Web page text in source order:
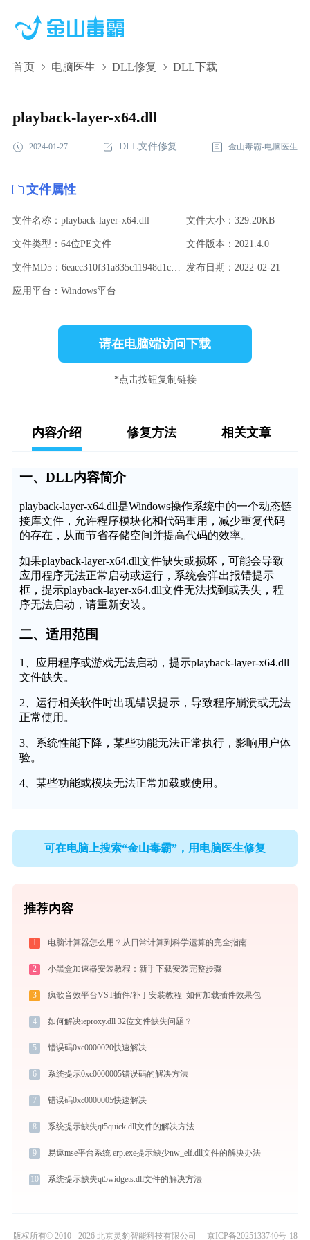
首页 电脑医生 DLL修复 DLL下载
playback-layer-x64.dll,playback-layer-x64.dll下载,playback-layer-
playback-layer-x64.dll
2024-01-27 DLL文件修复 金山毒霸-电脑医生
文件属性
文件名称：playback-layer-x64.dll 文件大小：329.20KB
文件类型：64位PE文件 文件版本：2021.4.0
文件MD5：6eacc310f31a835c11948d1c60a25d10 发布日期：2022-02-21
应用平台：Windows平台
请在电脑端访问下载
*点击按钮复制链接
内容介绍 修复方法 相关文章
一、DLL内容简介
playback-layer-x64.dll是Windows操作系统中的一个动态链
接库文件，允许程序模块化和代码重用，减少重复代码
的存在，从而节省存储空间并提高代码的效率。
如果playback-layer-x64.dll文件缺失或损坏，可能会导致
应用程序无法正常启动或运行，系统会弹出报错提示
框，提示playback-layer-x64.dll文件无法找到或丢失，程
序无法启动，请重新安装。
二、适用范围
1、应用程序或游戏无法启动，提示playback-layer-x64.dll
文件缺失。
2、运行相关软件时出现错误提示，导致程序崩溃或无法
正常使用。
3、系统性能下降，某些功能无法正常执行，影响用户体
验。
4、某些功能或模块无法正常加载或使用。
可在电脑上搜索“金山毒霸”，用电脑医生修复
推荐内容
1 电脑计算器怎么用？从日常计算到科学运算的完全指南（附隐藏功能）
2 小黑盒加速器安装教程：新手下载安装完整步骤
3 疯歌音效平台VST插件/补丁安装教程_如何加载插件效果包
4 如何解决ieproxy.dll 32位文件缺失问题？
5 错误码0xc0000020快速解决
6 系统提示0xc0000005错误码的解决方法
7 错误码0xc0000005快速解决
8 系统提示缺失qt5quick.dll文件的解决方法
9 易遨mse平台系统 erp.exe提示缺少nw_elf.dll文件的解决办法
10 系统提示缺失qt5widgets.dll文件的解决方法
版权所有© 2010 - 2026 北京灵豹智能科技有限公司 京ICP备2025133740号-18